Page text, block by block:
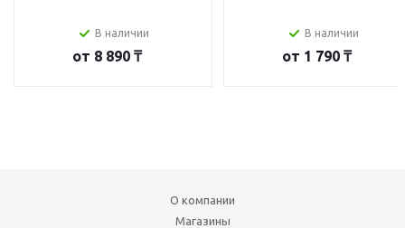
В наличии
от 8 890 ₸
В наличии
от 1 790 ₸
О компании
Магазины